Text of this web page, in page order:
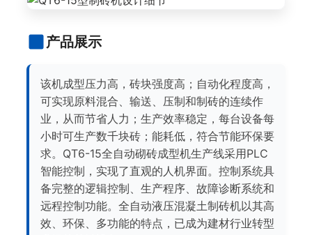
产品展示
该机成型压力高，砖块强度高；自动化程度高，
可实现原料混合、输送、压制和制砖的连续作
业，从而节省人力；生产效率稳定，每台设备每
小时可生产数千块砖；能耗低，符合节能环保要
求。QT6-15全自动砌砖成型机生产线采用PLC
智能控制，实现了直观的人机界面。控制系统具
备完整的逻辑控制、生产程序、故障诊断系统和
远程控制功能。全自动液压混凝土制砖机以其高
效、环保、多功能的特点，已成为建材行业转型